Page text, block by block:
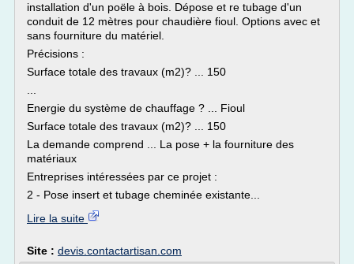
installation d'un poële à bois. Dépose et re tubage d'un
conduit de 12 mètres pour chaudière fioul. Options avec et
sans fourniture du matériel.
Précisions :
Surface totale des travaux (m2)? ... 150
Energie du système de chauffage ? ... Fioul
Surface totale des travaux (m2)? ... 150
La demande comprend ... La pose + la fourniture des
matériaux
Entreprises intéressées par ce projet :
2 - Pose insert et tubage cheminée existante...
Lire la suite
Site : devis.contactartisan.com